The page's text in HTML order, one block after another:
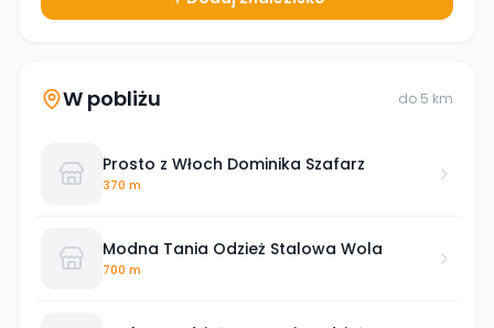
W pobliżu do 5 km
Prosto z Włoch Dominika Szafarz
370 m
Modna Tania Odzież Stalowa Wola
700 m